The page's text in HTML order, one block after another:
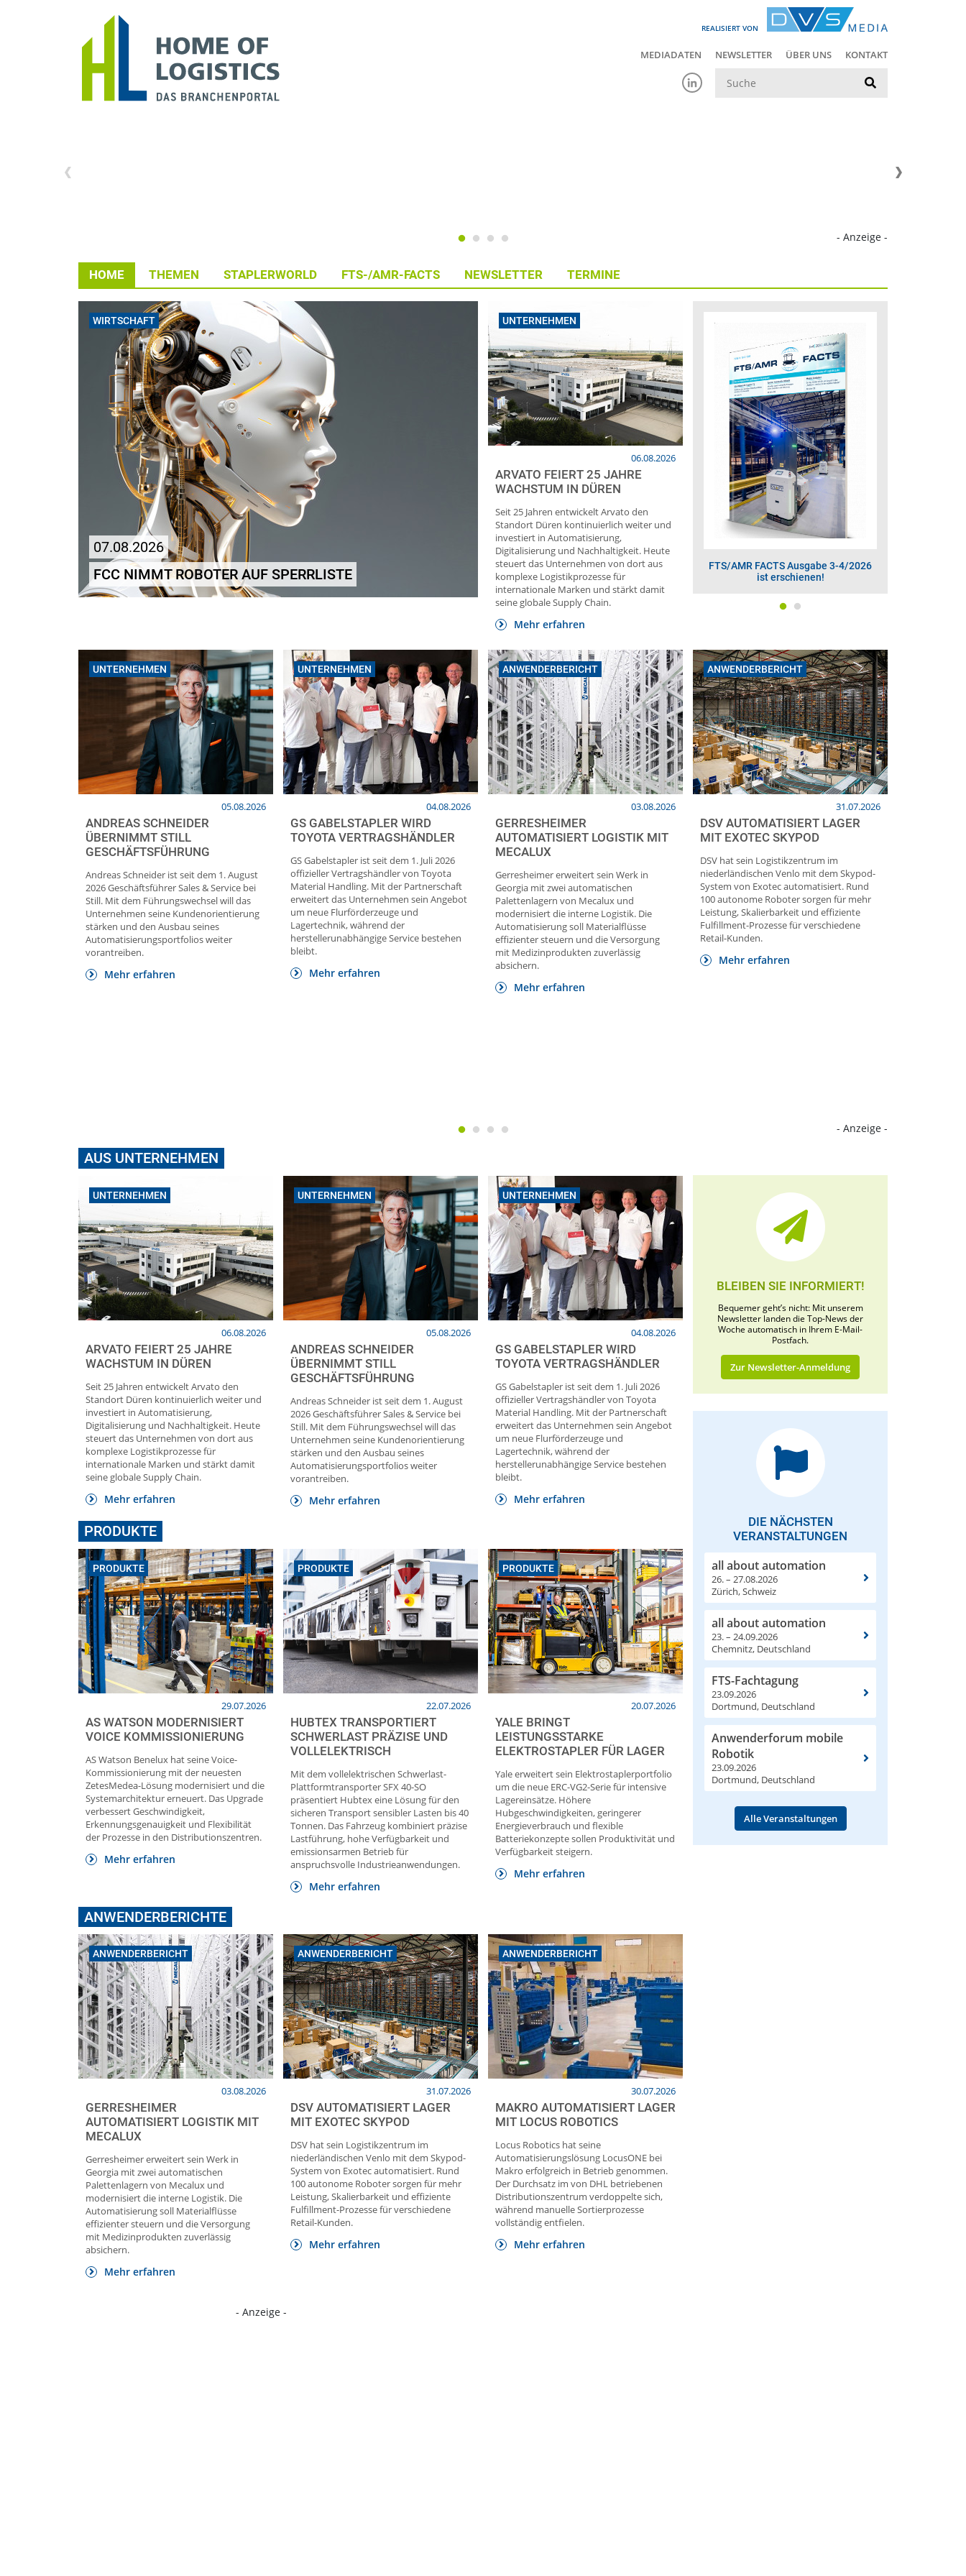
REALISIERT VON
MEDIADATEN NEWSLETTER ÜBER UNS KONTAKT
- Anzeige -
HOME THEMEN STAPLERWORLD FTS-/AMR-FACTS NEWSLETTER TERMINE
WIRTSCHAFT
07.08.2026
FCC NIMMT ROBOTER AUF SPERRLISTE
UNTERNEHMEN
06.08.2026
ARVATO FEIERT 25 JAHRE
WACHSTUM IN DÜREN
Seit 25 Jahren entwickelt Arvato den
Standort Düren kontinuierlich weiter und
investiert in Automatisierung,
Digitalisierung und Nachhaltigkeit. Heute
steuert das Unternehmen von dort aus
komplexe Logistikprozesse für
internationale Marken und stärkt damit
seine globale Supply Chain.
Mehr erfahren
Ausgabe 3-4/2026 der
STAPLERWORLD ist da!
FTS/AMR FACTS Ausgabe 3-4/2026
ist erschienen!
Ausgabe 3-4/2026 der
STAPLERWORLD ist da!
UNTERNEHMEN
05.08.2026
ANDREAS SCHNEIDER
ÜBERNIMMT STILL
GESCHÄFTSFÜHRUNG
Andreas Schneider ist seit dem 1. August
2026 Geschäftsführer Sales & Service bei
Still. Mit dem Führungswechsel will das
Unternehmen seine Kundenorientierung
stärken und den Ausbau seines
Automatisierungsportfolios weiter
vorantreiben.
Mehr erfahren
UNTERNEHMEN
04.08.2026
GS GABELSTAPLER WIRD
TOYOTA VERTRAGSHÄNDLER
GS Gabelstapler ist seit dem 1. Juli 2026
offizieller Vertragshändler von Toyota
Material Handling. Mit der Partnerschaft
erweitert das Unternehmen sein Angebot
um neue Flurförderzeuge und
Lagertechnik, während der
herstellerunabhängige Service bestehen
bleibt.
Mehr erfahren
ANWENDERBERICHT
03.08.2026
GERRESHEIMER
AUTOMATISIERT LOGISTIK MIT
MECALUX
Gerresheimer erweitert sein Werk in
Georgia mit zwei automatischen
Palettenlagern von Mecalux und
modernisiert die interne Logistik. Die
Automatisierung soll Materialflüsse
effizienter steuern und die Versorgung
mit Medizinprodukten zuverlässig
absichern.
Mehr erfahren
ANWENDERBERICHT
31.07.2026
DSV AUTOMATISIERT LAGER
MIT EXOTEC SKYPOD
DSV hat sein Logistikzentrum im
niederländischen Venlo mit dem Skypod-
System von Exotec automatisiert. Rund
100 autonome Roboter sorgen für mehr
Leistung, Skalierbarkeit und effiziente
Fulfillment-Prozesse für verschiedene
Retail-Kunden.
Mehr erfahren
- Anzeige -
AUS UNTERNEHMEN
UNTERNEHMEN
06.08.2026
ARVATO FEIERT 25 JAHRE
WACHSTUM IN DÜREN
Seit 25 Jahren entwickelt Arvato den
Standort Düren kontinuierlich weiter und
investiert in Automatisierung,
Digitalisierung und Nachhaltigkeit. Heute
steuert das Unternehmen von dort aus
komplexe Logistikprozesse für
internationale Marken und stärkt damit
seine globale Supply Chain.
Mehr erfahren
UNTERNEHMEN
05.08.2026
ANDREAS SCHNEIDER
ÜBERNIMMT STILL
GESCHÄFTSFÜHRUNG
Andreas Schneider ist seit dem 1. August
2026 Geschäftsführer Sales & Service bei
Still. Mit dem Führungswechsel will das
Unternehmen seine Kundenorientierung
stärken und den Ausbau seines
Automatisierungsportfolios weiter
vorantreiben.
Mehr erfahren
UNTERNEHMEN
04.08.2026
GS GABELSTAPLER WIRD
TOYOTA VERTRAGSHÄNDLER
GS Gabelstapler ist seit dem 1. Juli 2026
offizieller Vertragshändler von Toyota
Material Handling. Mit der Partnerschaft
erweitert das Unternehmen sein Angebot
um neue Flurförderzeuge und
Lagertechnik, während der
herstellerunabhängige Service bestehen
bleibt.
Mehr erfahren
PRODUKTE
PRODUKTE
29.07.2026
AS WATSON MODERNISIERT
VOICE KOMMISSIONIERUNG
AS Watson Benelux hat seine Voice-
Kommissionierung mit der neuesten
ZetesMedea-Lösung modernisiert und die
Systemarchitektur erneuert. Das Upgrade
verbessert Geschwindigkeit,
Erkennungsgenauigkeit und Flexibilität
der Prozesse in den Distributionszentren.
Mehr erfahren
PRODUKTE
22.07.2026
HUBTEX TRANSPORTIERT
SCHWERLAST PRÄZISE UND
VOLLELEKTRISCH
Mit dem vollelektrischen Schwerlast-
Plattformtransporter SFX 40-SO
präsentiert Hubtex eine Lösung für den
sicheren Transport sensibler Lasten bis 40
Tonnen. Das Fahrzeug kombiniert präzise
Lastführung, hohe Verfügbarkeit und
emissionsarmen Betrieb für
anspruchsvolle Industrieanwendungen.
Mehr erfahren
PRODUKTE
20.07.2026
YALE BRINGT
LEISTUNGSSTARKE
ELEKTROSTAPLER FÜR LAGER
Yale erweitert sein Elektrostaplerportfolio
um die neue ERC-VG2-Serie für intensive
Lagereinsätze. Höhere
Hubgeschwindigkeiten, geringerer
Energieverbrauch und flexible
Batteriekonzepte sollen Produktivität und
Verfügbarkeit steigern.
Mehr erfahren
ANWENDERBERICHTE
ANWENDERBERICHT
03.08.2026
GERRESHEIMER
AUTOMATISIERT LOGISTIK MIT
MECALUX
Gerresheimer erweitert sein Werk in
Georgia mit zwei automatischen
Palettenlagern von Mecalux und
modernisiert die interne Logistik. Die
Automatisierung soll Materialflüsse
effizienter steuern und die Versorgung
mit Medizinprodukten zuverlässig
absichern.
Mehr erfahren
ANWENDERBERICHT
31.07.2026
DSV AUTOMATISIERT LAGER
MIT EXOTEC SKYPOD
DSV hat sein Logistikzentrum im
niederländischen Venlo mit dem Skypod-
System von Exotec automatisiert. Rund
100 autonome Roboter sorgen für mehr
Leistung, Skalierbarkeit und effiziente
Fulfillment-Prozesse für verschiedene
Retail-Kunden.
Mehr erfahren
ANWENDERBERICHT
30.07.2026
MAKRO AUTOMATISIERT LAGER
MIT LOCUS ROBOTICS
Locus Robotics hat seine
Automatisierungslösung LocusONE bei
Makro erfolgreich in Betrieb genommen.
Der Durchsatz im von DHL betriebenen
Distributionszentrum verdoppelte sich,
während manuelle Sortierprozesse
vollständig entfielen.
Mehr erfahren
BLEIBEN SIE INFORMIERT!
Bequemer geht’s nicht: Mit unserem
Newsletter landen die Top-News der
Woche automatisch in Ihrem E-Mail-
Postfach.
Zur Newsletter-Anmeldung
DIE NÄCHSTEN
VERANSTALTUNGEN
all about automation
26. – 27.08.2026
Zürich, Schweiz
all about automation
23. – 24.09.2026
Chemnitz, Deutschland
FTS-Fachtagung
23.09.2026
Dortmund, Deutschland
Anwenderforum mobile
Robotik
23.09.2026
Dortmund, Deutschland
Alle Veranstaltungen
- Anzeige -